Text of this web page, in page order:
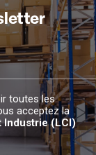
toutes les
acceptez la
Industrie (LCI)